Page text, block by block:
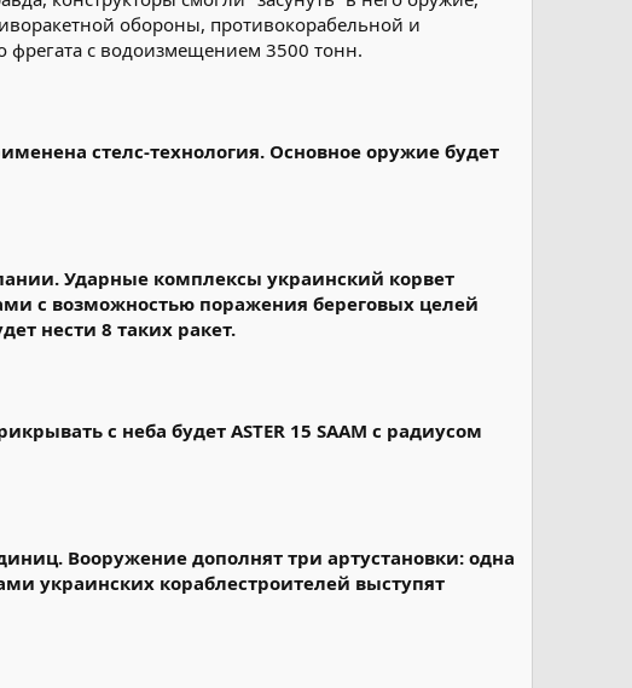
обороны, противокорабельной и
фрегата с водоизмещением 3500 тонн.
стелс-технология. Основное оружие будет
Ударные комплексы украинский корвет
с возможностью поражения береговых целей
нести 8 таких ракет.
с неба будет ASTER 15 SAAM с радиусом
Вооружение дополнят три артустановки: одна
украинских кораблестроителей выступят